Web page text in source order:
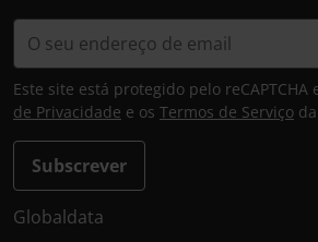
Subscrever
Este site está protegido pelo reCAPTCHA
de Privacidade e os Termos de Serviço
Globaldata